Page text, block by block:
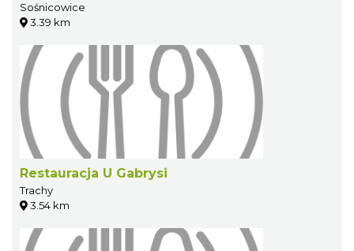
Sośnicowice
3.39 km
Restauracja U Gabrysi
Trachy
3.54 km